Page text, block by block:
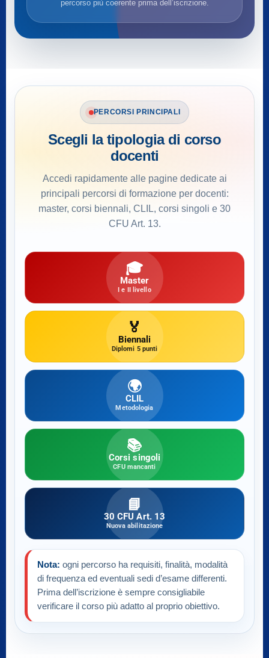
percorso più coerente prima dell’iscrizione.
PERCORSI PRINCIPALI
Scegli la tipologia di corso
docenti
Accedi rapidamente alle pagine dedicate ai
principali percorsi di formazione per docenti:
master, corsi biennali, CLIL, corsi singoli e 30
CFU Art. 13.
🎓
Master
I e II livello
🏅
Biennali
Diplomi 5 punti
🌍
CLIL
Metodologia
📚
Corsi singoli
CFU mancanti
📘
30 CFU Art. 13
Nuova abilitazione
Nota: ogni percorso ha requisiti, finalità, modalità
di frequenza ed eventuali sedi d’esame differenti.
Prima dell’iscrizione è sempre consigliabile
verificare il corso più adatto al proprio obiettivo.